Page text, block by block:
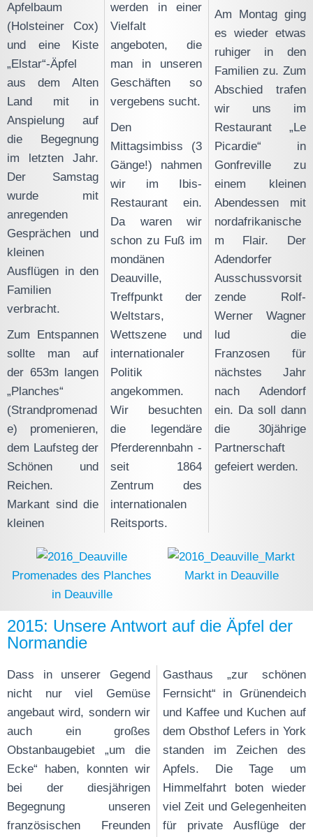
Apfelbaum
(Holsteiner Cox)
und eine Kiste
„Elstar“-Äpfel
aus dem Alten
Land mit in
Anspielung auf
die Begegnung
im letzten Jahr.
Der Samstag
wurde mit
anregenden
Gesprächen und
kleinen
Ausflügen in den
Familien
verbracht.
Zum Entspannen
sollte man auf
der 653m langen
„Planches“
(Strandpromenad
e) promenieren,
dem Laufsteg der
Schönen und
Reichen.
Markant sind die
kleinen
werden in einer
Vielfalt
angeboten, die
man in unseren
Geschäften so
vergebens sucht.
Den
Mittagsimbiss (3
Gänge!) nahmen
wir im Ibis-
Restaurant ein.
Da waren wir
schon zu Fuß im
mondänen
Deauville,
Treffpunkt der
Weltstars,
Wettszene und
internationaler
Politik
angekommen.
Wir besuchten
die legendäre
Pferderennbahn -
seit 1864
Zentrum des
internationalen
Reitsports.
Am Montag ging
es wieder etwas
ruhiger in den
Familien zu. Zum
Abschied trafen
wir uns im
Restaurant „Le
Picardie“ in
Gonfreville zu
einem kleinen
Abendessen mit
nordafrikanische
m Flair. Der
Adendorfer
Ausschussvorsit
zende Rolf-
Werner Wagner
lud die
Franzosen für
nächstes Jahr
nach Adendorf
ein. Da soll dann
die 30jährige
Partnerschaft
gefeiert werden.
Promenades des Planches
in Deauville
Markt in Deauville
2015: Unsere Antwort auf die Äpfel der
Normandie
Dass in unserer Gegend
nicht nur viel Gemüse
angebaut wird, sondern wir
auch ein großes
Obstanbaugebiet „um die
Ecke“ haben, konnten wir
bei der diesjährigen
Begegnung unseren
französischen Freunden
Gasthaus „zur schönen
Fernsicht“ in Grünendeich
und Kaffee und Kuchen auf
dem Obsthof Lefers in York
standen im Zeichen des
Apfels. Die Tage um
Himmelfahrt boten wieder
viel Zeit und Gelegenheiten
für private Ausflüge der